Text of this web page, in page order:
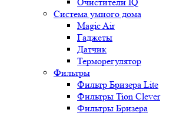
Система умного дома
Magic Air
Гаджеты
Датчик
Терморегулятор
Фильтры
Фильтр Бризера Lite
Фильтры Tion Clever
Фильтры Бризера